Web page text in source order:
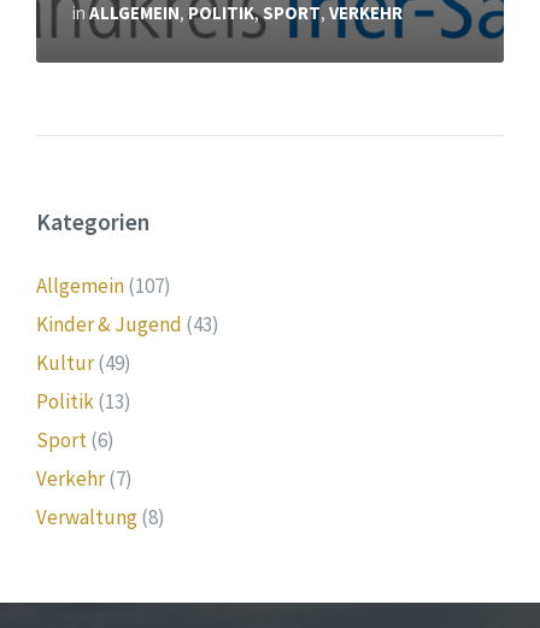
inALLGEMEIN, POLITIK,SPORT, VERKEHR
Kategorien
Allgemein(107)
Kinder & Jugend (43)
Kultur(49)
Politik(13)
Sport(6)
Verkehr(7)
Verwaltung(8)